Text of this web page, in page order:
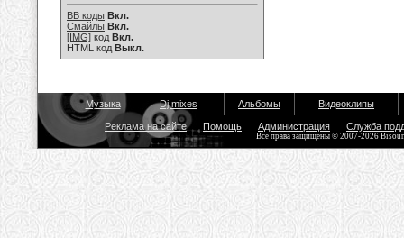
BB коды Вкл.
Смайлы Вкл.
[IMG] код Вкл.
HTML код Выкл.
Музыка Dj mixes Альбомы Видеоклипы
Реклама на сайте Помощь Администрация Служба
Все права защищены © 2007-2026